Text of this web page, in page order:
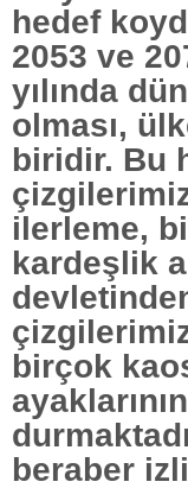
hedef
2053 ve
yılında
olması,
biridir. Bu
ilerleme,
kardeşlik
birçok
beraber